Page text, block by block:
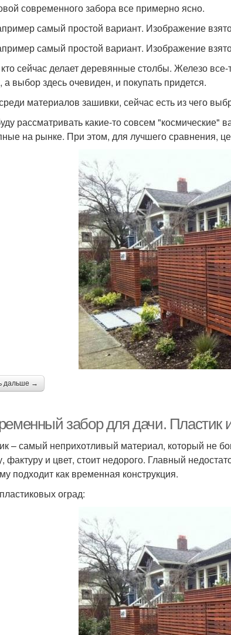
современного забора все примерно ясно.
самый простой вариант. Изображение
самый простой вариант. Изображение
сейчас делает деревянные столбы. Железо
а выбор здесь очевиден, и покупать придется.
материалов зашивки, сейчас есть из чего
рассматривать какие-то совсем
на рынке. При этом, для лучшего сравнения,
дальше →
забор для дачи. Пластик
– самый неприхотливый материал, который не
фактуру и цвет, стоит недорого. Главный
подходит как временная конструкция.
оград: